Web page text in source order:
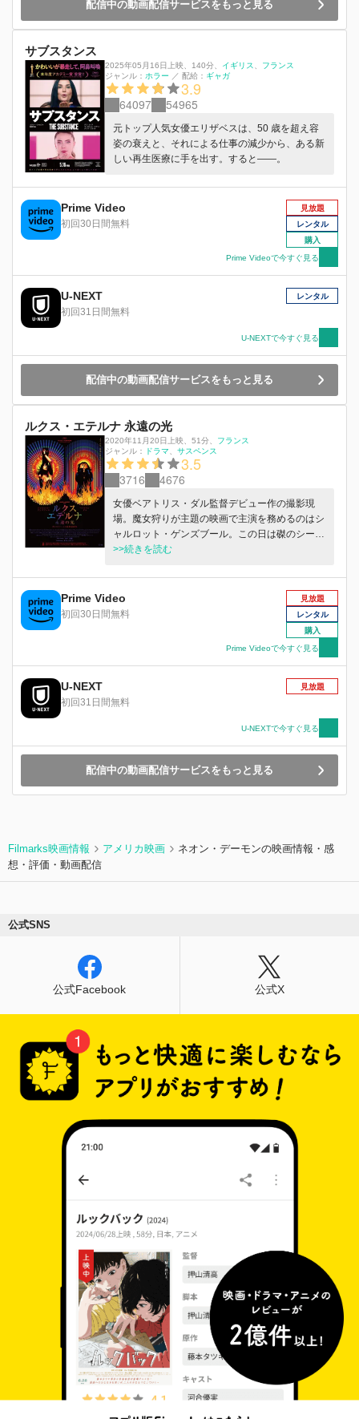
配信中の動画配信サービスをもっと見る
サブスタンス
2025年05月16日上映 140分 イギリス
フランス
ジャンル： ホラー ／ 配給： ギャガ
3.9
64097 54965
元トップ⼈気⼥優エリザベスは、50 歳を超え容
姿の衰えと、それによる仕事の減少から、ある新
しい再⽣医療に⼿を出す。すると――。
Prime Video
初回30日間無料
見放題
レンタル
購入
Prime Videoで今すぐ見る
U-NEXT
初回31日間無料
レンタル
U-NEXTで今すぐ見る
配信中の動画配信サービスをもっと見る
ルクス・エテルナ 永遠の光
2020年11月20日上映 51分
フランス
ジャンル：
ドラマ サスペンス
3.5
3716 4676
女優ベアトリス・ダル監督デビュー作の撮影現
場。魔女狩りが主題の映画で主演を務めるのはシ
ャルロット・ゲンズブール。この日は磔のシーン
が撮影される予定だが、ベアトリスを監督の座か
る撮影監督、更にはシャルロットを自身の作品に
スカウトしようとする新人監督や現場に潜り込ん
だ映画ジャーナリストなど、それぞれの思惑や執
着が交錯し、現場は次第に収拾のつかないカオス
状態へと発展していく。しかも、問題のシーンの
撮影直前に、シャルロットには子守に預けている
>>続きを読む
Prime Video
初回30日間無料
見放題
レンタル
購入
Prime Videoで今すぐ見る
U-NEXT
初回31日間無料
見放題
U-NEXTで今すぐ見る
配信中の動画配信サービスをもっと見る
Filmarks映画情報 アメリカ映画
ネオン・デーモンの映画情報・感
想・評価・動画配信
公式SNS
公式Facebook 公式X